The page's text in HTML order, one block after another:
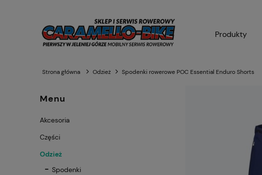
Produkty
Strona główna Odzież Spodenki rowerowe POC Essential Enduro Shorts
Menu
Akcesoria
Części
Odzież
Spodenki